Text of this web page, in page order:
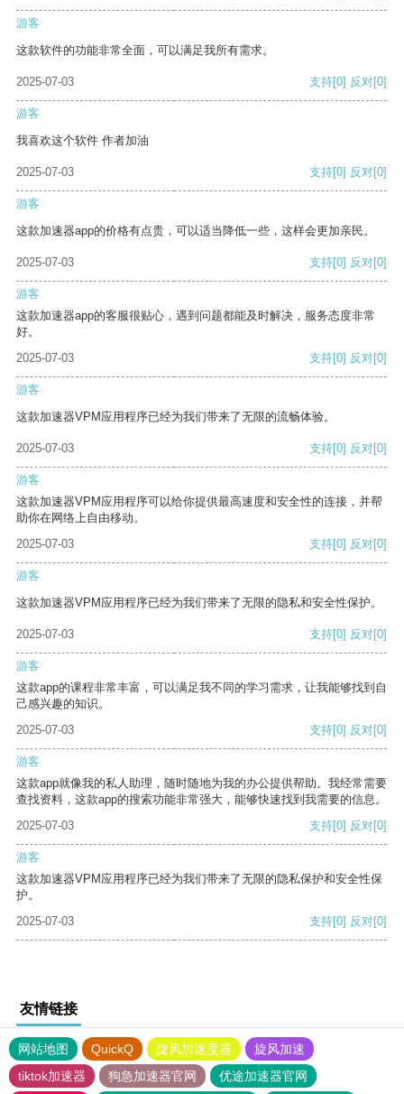
游客
这款软件的功能非常全面，可以满足我所有需求。
2025-07-03 支持[0] 反对[0]
游客
我喜欢这个软件 作者加油
2025-07-03 支持[0] 反对[0]
游客
这款加速器app的价格有点贵，可以适当降低一些，这样会更加亲民。
2025-07-03 支持[0] 反对[0]
游客
这款加速器app的客服很贴心，遇到问题都能及时解决，服务态度非常
好。
2025-07-03
支持[0] 反对[0]
游客
这款加速器VPM应用程序已经为我们带来了无限的流畅体验。
2025-07-03 支持[0] 反对[0]
游客
这款加速器VPM应用程序可以给你提供最高速度和安全性的连接，并帮
助你在网络上自由移动。
2025-07-03
支持[0] 反对[0]
游客
这款加速器VPM应用程序已经为我们带来了无限的隐私和安全性保护。
2025-07-03 支持[0] 反对[0]
游客
这款app的课程非常丰富，可以满足我不同的学习需求，让我能够找到自
己感兴趣的知识。
2025-07-03
支持[0] 反对[0]
游客
这款app就像我的私人助理，随时随地为我的办公提供帮助。我经常需要
查找资料，这款app的搜索功能非常强大，能够快速找到我需要的信息。
2025-07-03
支持[0] 反对[0]
游客
这款加速器VPM应用程序已经为我们带来了无限的隐私保护和安全性保
护。
2025-07-03
支持[0] 反对[0]
友情链接
网站地图 QuickQ 旋风加速度器
旋风加速
tiktok加速器
狗急加速器官网 优途加速器官网